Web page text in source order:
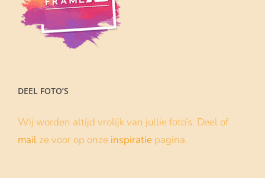
DEEL FOTO’S
Wij worden altijd vrolijk van jullie foto’s. Deel of
mail ze voor op onze inspiratie pagina.